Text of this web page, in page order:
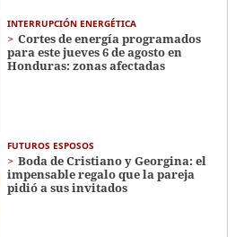
INTERRUPCIÓN ENERGÉTICA
Cortes de energía programados
para este jueves 6 de agosto en
Honduras: zonas afectadas
FUTUROS ESPOSOS
Boda de Cristiano y Georgina: el
impensable regalo que la pareja
pidió a sus invitados